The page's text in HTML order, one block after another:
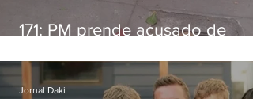
171: PM prende acusado de
Niterói
Jornal Daki